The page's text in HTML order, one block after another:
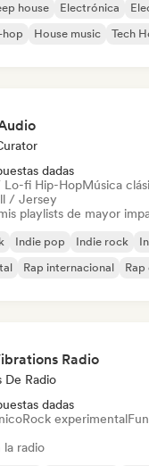
house Electrónica
hop House music Tech
dadas
Lo-fi Hip-HopMúsica
/ Jersey
playlists de mayor
Indie pop Indie rock
Rap internacional Rap
Radio
De Radio
dadas
Rock experimental
la radio